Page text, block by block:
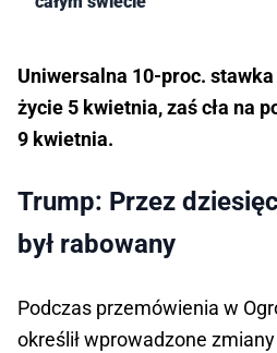
Uniwersalna 10-proc.
życie 5 kwietnia, zaś cła na
9 kwietnia.
Trump: Przez
był rabowany
Podczas przemówienia w
określił wprowadzone